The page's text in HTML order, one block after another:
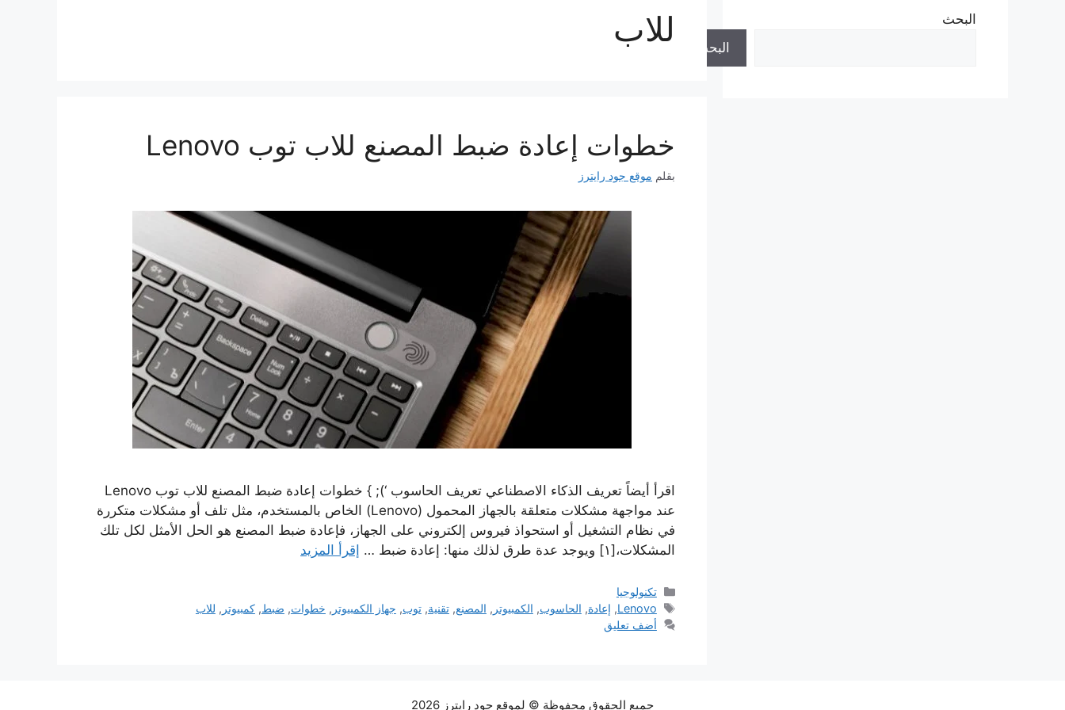
للاب
خطوات إعادة ضبط المصنع للاب توب Lenovo
بقلم موقع جود رايترز
اقرأ أيضاً تعريف الذكاء الاصطناعي تعريف الحاسوب ‘); } خطوات إعادة ضبط المصنع للاب توب Lenovo
عند مواجهة مشكلات متعلقة بالجهاز المحمول (Lenovo) الخاص بالمستخدم، مثل تلف أو مشكلات متكررة
في نظام التشغيل أو استحواذ فيروس إلكتروني على الجهاز، فإعادة ضبط المصنع هو الحل الأمثل لكل تلك
المشكلات،[١] ويوجد عدة طرق لذلك منها: إعادة ضبط …
إقرأ المزيد
التصنيفات
تكنولوجيا
الوسوم
Lenovo
, إعادة, الحاسوب, الكمبيوتر , المصنع,تقنية,توب, جهاز الكمبيوتر , خطوات, ضبط,كمبيوتر , للاب
أضف تعليق
البحث
البحث
جميع الحقوق محفوظة © لموقع جود رايترز 2026